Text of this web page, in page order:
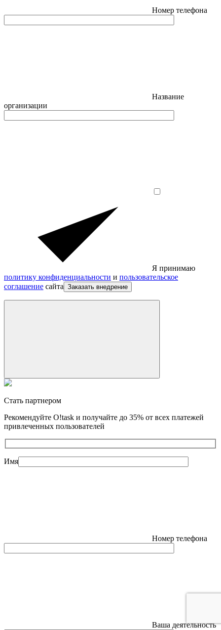
Номер телефона
Название
организации
Я принимаю
политику конфиденциальности и пользовательское
соглашение сайта Заказать внедрение
Стать партнером
Рекомендуйте O!task и получайте до 35% от всех платежей
привлеченных пользователей
Имя
Номер телефона
Ваша деятельность